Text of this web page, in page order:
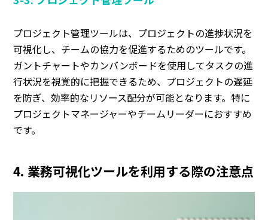
プロジェクト管理ツールは、プロジェクトの進捗状況を
可視化し、チームの協力を促進するためのツールです。
ガントチャートやカンバンボードを使用してタスクの進
行状況を視覚的に把握できるため、プロジェクトの遅延
を防ぎ、効率的なリソース配分が可能となります。特に
プロジェクトマネージャーやチームリーダーにおすすめ
です。
4. 業務可視化ツールを利用する際の注意点